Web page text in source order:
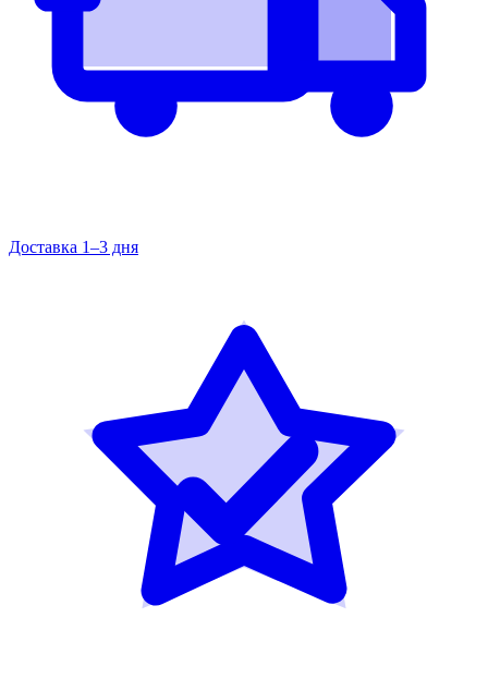
Доставка 1–3 дня